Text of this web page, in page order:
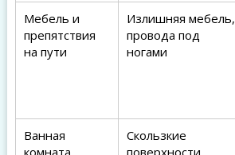
Мебель и
препятствия
на пути
Излишняя мебель,
провода под
ногами
Ванная
комната
Скользкие
поверхности,